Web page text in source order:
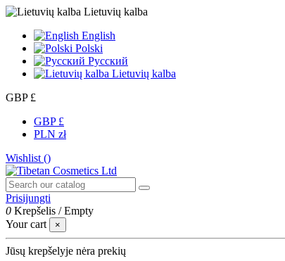
Lietuvių kalba
English
Polski
Русский
Lietuvių kalba
GBP £
GBP £
PLN zł
Wishlist ()
Prisijungti
0 Krepšelis /Empty
Your cart
×
Jūsų krepšelyje nėra prekių